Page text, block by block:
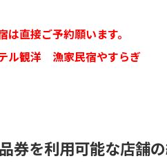
直接ご予約願います。
ル観洋 漁家民宿やすらぎ
券を利用可能な店舗